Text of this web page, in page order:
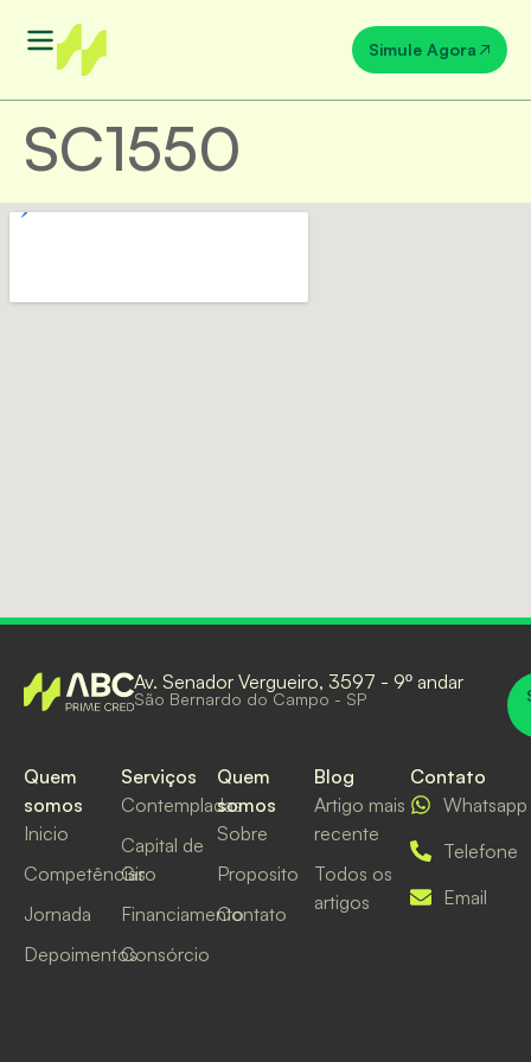
Simule Agora
SC1550
Av. Senador Vergueiro, 3597 - 9º andar
São Bernardo do Campo - SP
Quem
somos
Inicio
Competências
Jornada
Depoimentos
Serviços
Contempladas
Capital de
Giro
Financiamento
Consórcio
Quem
somos
Sobre
Proposito
Contato
Blog
Artigo mais
recente
Todos os
artigos
Contato
Whatsapp
Telefone
Email